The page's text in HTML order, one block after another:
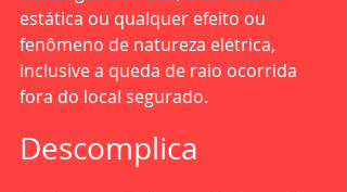
estática ou qualquer efeito ou
fenômeno de natureza elétrica,
inclusive a queda de raio ocorrida
fora do local segurado.
Descomplica